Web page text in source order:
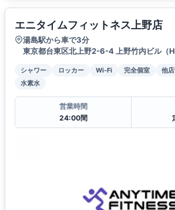
エニタイムフィットネス上野店
湯島駅から車で3分
東京都台東区北上野2-6-4 上野竹内ビル（
シャワー ロッカー Wi-Fi 完全個室 他
水素水
営業時間
24:00間